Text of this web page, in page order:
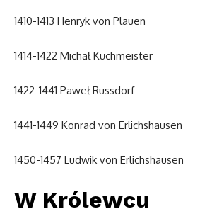
1410-1413 Henryk von Plauen
1414-1422 Michał Küchmeister
1422-1441 Paweł Russdorf
1441-1449 Konrad von Erlichshausen
1450-1457 Ludwik von Erlichshausen
W Królewcu